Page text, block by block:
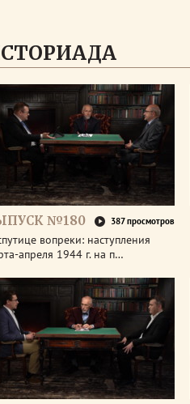
№180 387 просмотров
вопреки: наступления
апреля 1944 г. на п…